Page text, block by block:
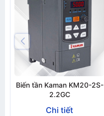
Biến tần Kaman KM20-2S-
2.2GC
Chi tiết